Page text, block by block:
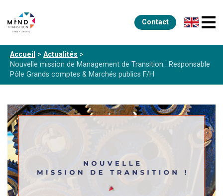
Contact
Accueil > Actualités >
Nouvelle mission de Management de Transition : Responsable
Pôle Grands comptes & Marchés publics F/H